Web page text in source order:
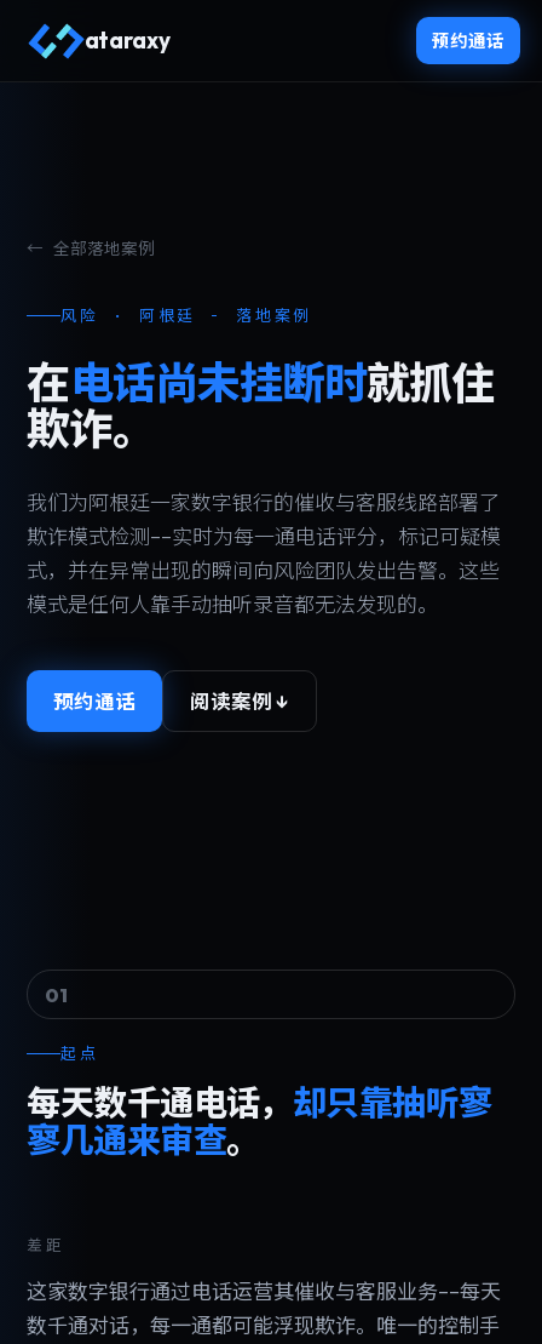
ataraxy 预约通话
← 全部落地案例
风险 · 阿根廷 - 落地案例
在电话尚未挂断时就抓住
欺诈。
我们为阿根廷一家数字银行的催收与客服线路部署了
欺诈模式检测--实时为每一通电话评分，标记可疑模
式，并在异常出现的瞬间向风险团队发出告警。这些
模式是任何人靠手动抽听录音都无法发现的。
预约通话 阅读案例 ↓
01
起点
每天数千通电话， 却只靠抽听寥
寥几通来审查。
差距
这家数字银行通过电话运营其催收与客服业务--每天
数千通对话，每一通都可能浮现欺诈。唯一的控制手